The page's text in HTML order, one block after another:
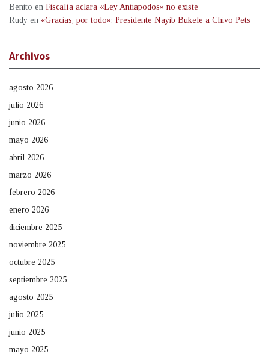
Benito en Fiscalía aclara «Ley Antiapodos» no existe
Rudy en «Gracias, por todo»: Presidente Nayib Bukele a Chivo Pets
Archivos
agosto 2026
julio 2026
junio 2026
mayo 2026
abril 2026
marzo 2026
febrero 2026
enero 2026
diciembre 2025
noviembre 2025
octubre 2025
septiembre 2025
agosto 2025
julio 2025
junio 2025
mayo 2025